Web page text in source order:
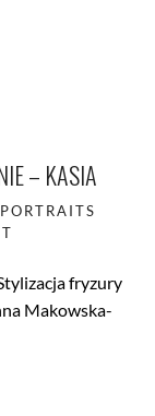
– KASIA
PORTRAITS
fryzury
Makowska-